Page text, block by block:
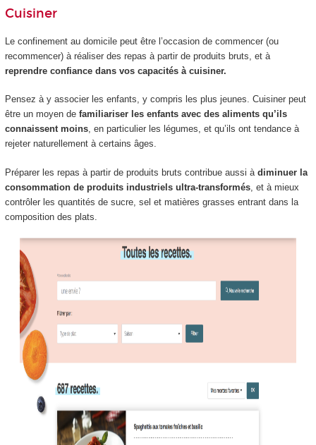
Cuisiner
Le confinement au domicile peut être l’occasion de commencer (ou
recommencer) à réaliser des repas à partir de produits bruts, et à
reprendre confiance dans vos capacités à cuisiner.
Pensez à y associer les enfants, y compris les plus jeunes. Cuisiner peut
être un moyen de familiariser les enfants avec des aliments qu’ils
connaissent moins, en particulier les légumes, et qu’ils ont tendance à
rejeter naturellement à certains âges.
Préparer les repas à partir de produits bruts contribue aussi à diminuer la
consommation de produits industriels ultra-transformés, et à mieux
contrôler les quantités de sucre, sel et matières grasses entrant dans la
composition des plats.